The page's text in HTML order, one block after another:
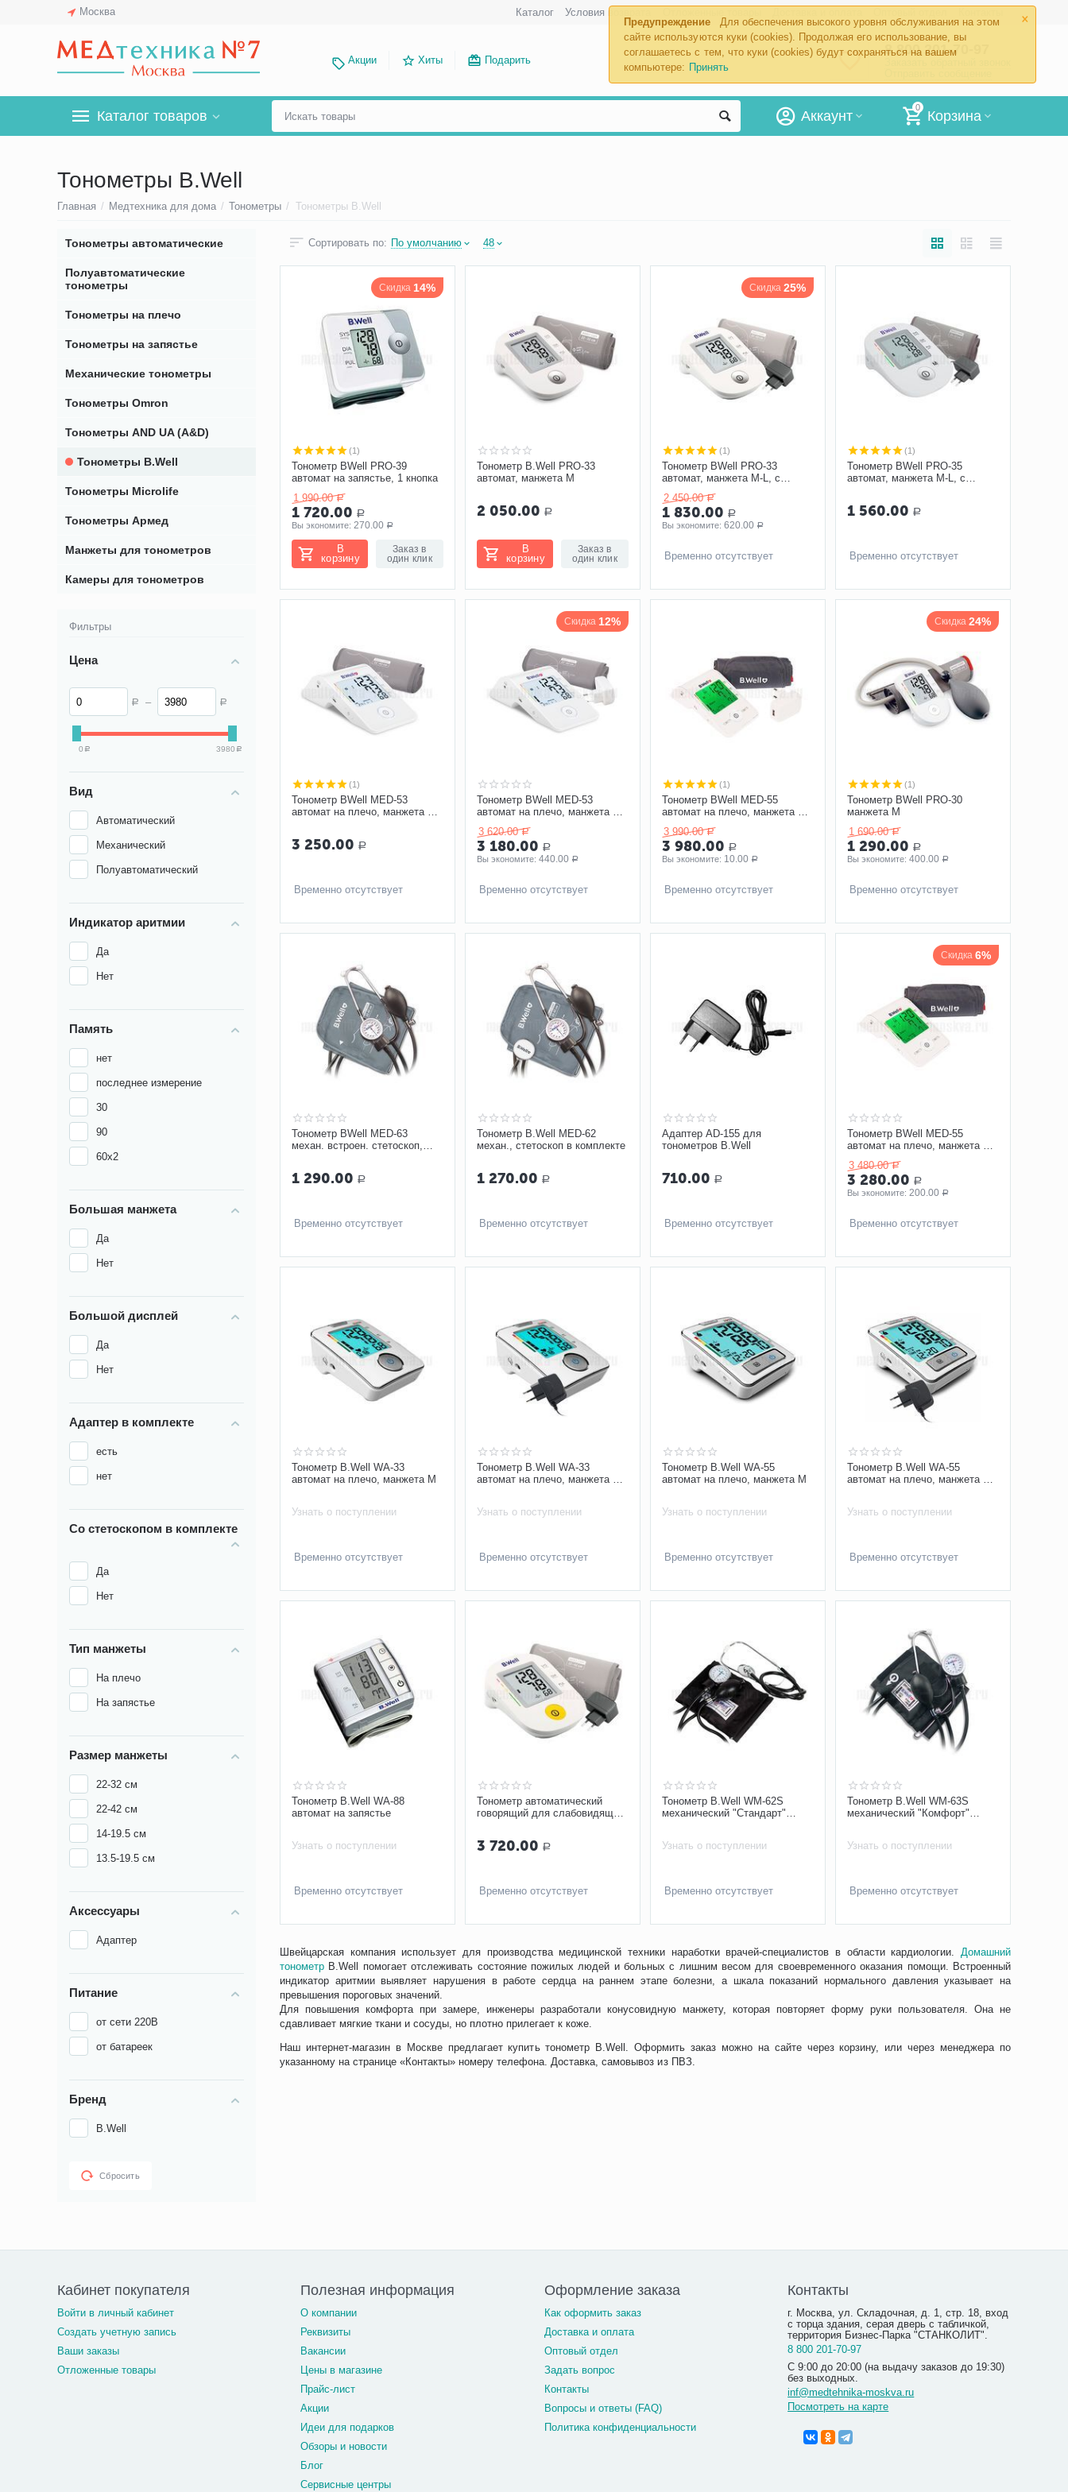
×
Предупреждение
Для обеспечения высокого уровня обслуживания на этом
сайте используются куки (cookies). Продолжая его использование, вы
соглашаетесь с тем, что куки (cookies) будут сохраняться на вашем
компьютере: Принять
Москва Каталог Условия возврата
Акции Хиты Подарить
8 800 201-70-97
Каталог товаров
0
Корзина
Аккаунт
Тонометры B.Well
Главная / Медтехника для дома / Тонометры / Тонометры B.Well
Швейцарская компания использует для производства медицинской техники наработки врачей-специалистов в области кардиологии. Домашний
тонометр B.Well помогает отслеживать состояние пожилых людей и больных с лишним весом для своевременного оказания помощи. Встроенный
индикатор аритмии выявляет нарушения в работе сердца на раннем этапе болезни, а шкала показаний нормального давления указывает на
превышения пороговых значений.
Для повышения комфорта при замере, инженеры разработали конусовидную манжету, которая повторяет форму руки пользователя. Она не
сдавливает мягкие ткани и сосуды, но плотно прилегает к коже.
Наш интернет-магазин в Москве предлагает купить тонометр B.Well. Оформить заказ можно на сайте через корзину, или через менеджера по
указанному на странице «Контакты» номеру телефона. Доставка, самовывоз из ПВЗ.
Сортировать по: По умолчанию 48
Скидка 14%
(1)
Тонометр BWell PRO-39
автомат на запястье, 1 кнопка
1 990.00 Р
1 720.00 Р
Вы экономите: 270.00 Р
В
корзину
Заказ в
один клик
Тонометр B.Well PRO-33
автомат, манжета M
2 050.00 Р
В
корзину
Заказ в
один клик
Скидка 25%
(1)
Тонометр BWell PRO-33
автомат, манжета M-L, с
2 450.00 Р
1 830.00 Р
Вы экономите: 620.00 Р
Временно отсутствует
(1)
Тонометр BWell PRO-35
автомат, манжета M-L, с
1 560.00 Р
Временно отсутствует
(1)
Тонометр BWell MED-53
автомат на плечо, манжета M-
3 250.00 Р
Временно отсутствует
Скидка 12%
Тонометр BWell MED-53
автомат на плечо, манжета M-
3 620.00 Р
3 180.00 Р
Вы экономите: 440.00 Р
Временно отсутствует
(1)
Тонометр BWell MED-55
автомат на плечо, манжета M-
3 990.00 Р
3 980.00 Р
Вы экономите: 10.00 Р
Временно отсутствует
Скидка 24%
(1)
Тонометр BWell PRO-30
манжета M
1 690.00 Р
1 290.00 Р
Вы экономите: 400.00 Р
Временно отсутствует
Тонометр BWell MED-63
механ. встроен. стетоскоп,
1 290.00 Р
Временно отсутствует
Тонометр B.Well MED-62
механ., стетоскоп в комплекте
1 270.00 Р
Временно отсутствует
Адаптер AD-155 для
тонометров B.Well
710.00 Р
Временно отсутствует
Скидка 6%
Тонометр BWell MED-55
автомат на плечо, манжета M-
3 480.00 Р
3 280.00 Р
Вы экономите: 200.00 Р
Временно отсутствует
Тонометр B.Well WA-33
автомат на плечо, манжета M
Узнать о поступлении
Временно отсутствует
Тонометр B.Well WA-33
автомат на плечо, манжета M-
Узнать о поступлении
Временно отсутствует
Тонометр B.Well WA-55
автомат на плечо, манжета M
Узнать о поступлении
Временно отсутствует
Тонометр B.Well WA-55
автомат на плечо, манжета M-
Узнать о поступлении
Временно отсутствует
Тонометр B.Well WA-88
автомат на запястье
Узнать о поступлении
Временно отсутствует
Тонометр автоматический
говорящий для слабовидящих
3 720.00 Р
Временно отсутствует
Тонометр B.Well WM-62S
механический "Стандарт"
Узнать о поступлении
Временно отсутствует
Тонометр B.Well WM-63S
механический "Комфорт"
Узнать о поступлении
Временно отсутствует
Тонометры автоматические
Полуавтоматические
тонометры
Тонометры на плечо
Тонометры на запястье
Механические тонометры
Тонометры Omron
Тонометры AND UA (A&D)
Тонометры B.Well
Тонометры Microlife
Тонометры Армед
Манжеты для тонометров
Камеры для тонометров
Фильтры
Цена
Р – Р
0 Р 3980 Р
Вид
Автоматический
Механический
Полуавтоматический
Индикатор аритмии
Да
Нет
Память
нет
последнее измерение
30
90
60х2
Большая манжета
Да
Нет
Большой дисплей
Да
Нет
Адаптер в комплекте
есть
нет
Со стетоскопом в комплекте
Да
Нет
Тип манжеты
На плечо
На запястье
Размер манжеты
22-32 см
22-42 см
14-19.5 см
13.5-19.5 см
Аксессуары
Адаптер
Питание
от сети 220В
от батареек
Бренд
B.Well
Сбросить
Кабинет покупателя
Войти в личный кабинет
Создать учетную запись
Ваши заказы
Отложенные товары
Полезная информация
О компании
Реквизиты
Вакансии
Цены в магазине
Прайс-лист
Акции
Идеи для подарков
Обзоры и новости
Блог
Сервисные центры
Оформление заказа
Как оформить заказ
Доставка и оплата
Оптовый отдел
Задать вопрос
Контакты
Вопросы и ответы (FAQ)
Политика конфиденциальности
Контакты
г. Москва, ул. Складочная, д. 1, стр. 18, вход
с торца здания, серая дверь с табличкой,
территория Бизнес-Парка "СТАНКОЛИТ".
8 800 201-70-97
С 9:00 до 20:00 (на выдачу заказов до 19:30)
без выходных.
inf@medtehnika-moskva.ru
Посмотреть на карте